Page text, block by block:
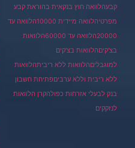
קבעהלוואה חוץ בנקאית בהוראת קבע
מפרטיהלוואה מיידית 10000
הלוואה עד
20000הלוואה עד 60000
הלוואות
בצ'קיםהלוואות בצ'קים
למוגבליםהלוואות ללא ריביתהלוואות
ללא ריבית וללא ערביםפתיחת חשבון
בנק לבעלי אזרחות כפולהקרן הלוואות
לנזקקים